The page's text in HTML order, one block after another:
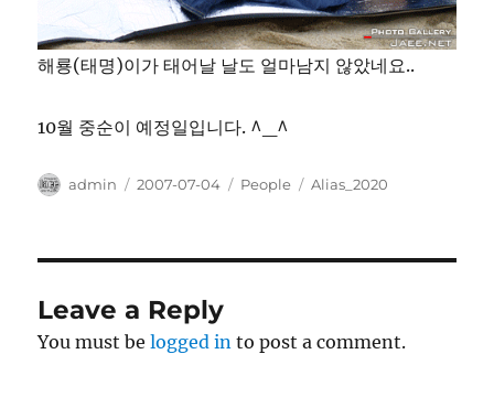
해룡(태명)이가 태어날 날도 얼마남지 않았네요..
10월 중순이 예정일입니다. ^_^
Author
admin
Posted
2007-07-04 Categories
People Tags
Alias_2020
Leave a Reply
You must belogged in to post a comment.